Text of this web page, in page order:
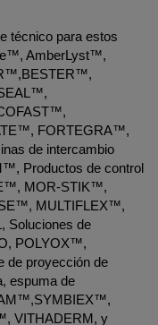
técnico para estos
AmberLyst™,
FORTEGRA™,
de intercambio
Productos de control
MOR-STIK™,
MULTIFLEX™,
Soluciones de
POLYOX™,
proyección de
espuma de
VITHADERM, y